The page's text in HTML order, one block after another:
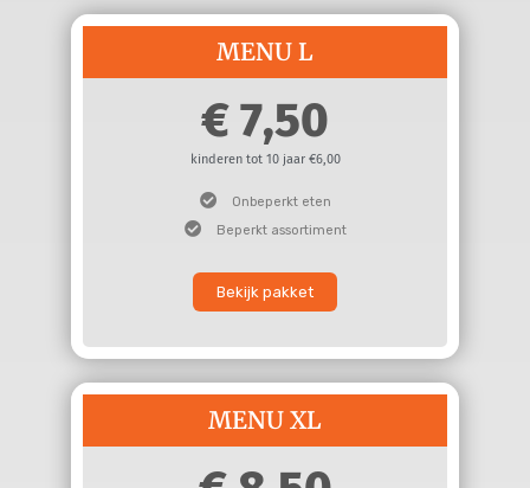
MENU L
7,50
kinderen tot 10 jaar €6,00
Onbeperkt eten
Beperkt assortiment
Bekijk pakket
MENU XL